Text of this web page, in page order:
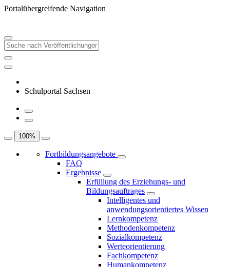
Portalübergreifende Navigation
Schulportal Sachsen
100%
Fortbildungsangebote
FAQ
Ergebnisse
Erfüllung des Erziehungs- und
Bildungsauftrages
Intelligentes und
anwendungsorientiertes Wissen
Lernkompetenz
Methodenkompetenz
Sozialkompetenz
Werteorientierung
Fachkompetenz
Humankompetenz